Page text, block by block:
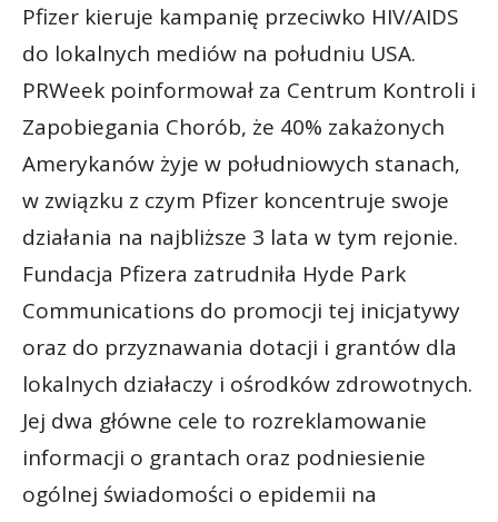
Pfizer kieruje kampanię przeciwko HIV/AIDS
do lokalnych mediów na południu USA.
PRWeek poinformował za Centrum Kontroli i
Zapobiegania Chorób, że 40% zakażonych
Amerykanów żyje w południowych stanach,
w związku z czym Pfizer koncentruje swoje
działania na najbliższe 3 lata w tym rejonie.
Fundacja Pfizera zatrudniła Hyde Park
Communications do promocji tej inicjatywy
oraz do przyznawania dotacji i grantów dla
lokalnych działaczy i ośrodków zdrowotnych.
Jej dwa główne cele to rozreklamowanie
informacji o grantach oraz podniesienie
ogólnej świadomości o epidemii na